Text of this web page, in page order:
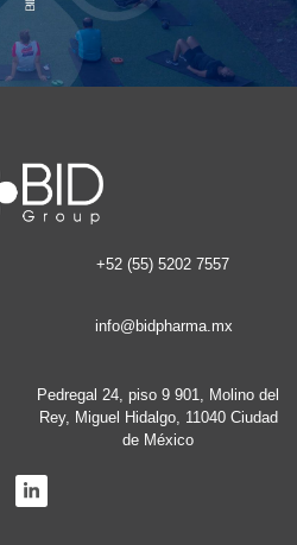
+52 (55) 5202 7557
info@bidpharma.mx
Pedregal 24, piso 9 901, Molino del
Rey, Miguel Hidalgo, 11040 Ciudad
de México